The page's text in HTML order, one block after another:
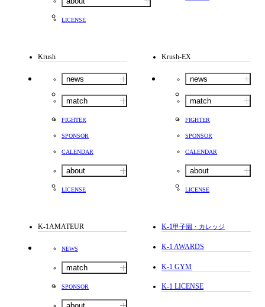
LICENSE
Krush
news
match
FIGHTER
SPONSOR
CALENDAR
about
LICENSE
Krush-EX
news
match
FIGHTER
SPONSOR
CALENDAR
about
LICENSE
K-1AMATEUR
NEWS
match
SPONSOR
K-1甲子園・カレッジ
K-1 AWARDS
K-1 GYM
K-1 LICENSE